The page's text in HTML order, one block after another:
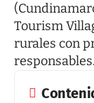
Tourism
rurales con
responsables.